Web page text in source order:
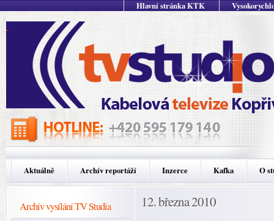
Hlavní stránka KTK
Aktuálně Archív reportáží Inzerce Kafka O
Archív vysílání TV Studia 12. března 2010